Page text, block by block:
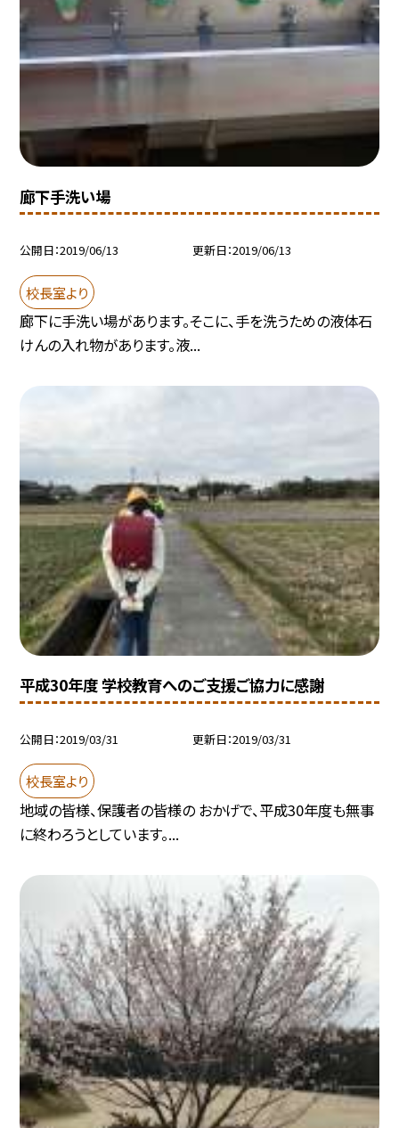
廊下手洗い場
公開日 2019/06/13 更新日 2019/06/13
校長室より
廊下に手洗い場があります。そこに、手を洗うための液体石
けんの入れ物があります。液...
平成30年度 学校教育へのご支援ご協力に感謝
公開日 2019/03/31 更新日 2019/03/31
校長室より
地域の皆様、保護者の皆様の おかげで、平成30年度も無事
に終わろうとしています。...